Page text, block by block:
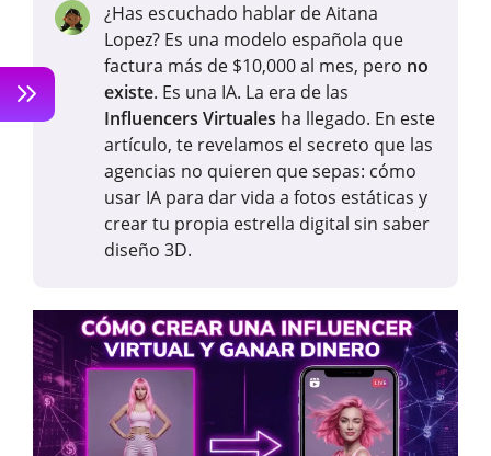
¿Has escuchado hablar de Aitana
Lopez? Es una modelo española que
factura más de $10,000 al mes, pero no
existe. Es una IA. La era de las
Influencers Virtuales ha llegado. En este
artículo, te revelamos el secreto que las
agencias no quieren que sepas: cómo
usar IA para dar vida a fotos estáticas y
crear tu propia estrella digital sin saber
diseño 3D.